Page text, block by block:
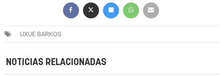
UXUE BARKOS
NOTICIAS RELACIONADAS